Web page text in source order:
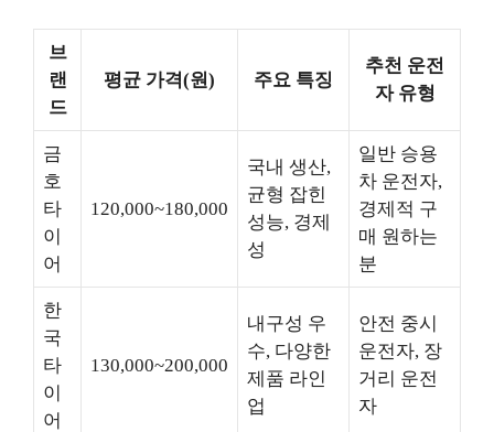
브
랜
드
평균 가격(원) 주요 특징
추천 운전
자 유형
금
호
타
이
어
120,000~180,000
국내 생산,
균형 잡힌
성능, 경제
성
일반 승용
차 운전자,
경제적 구
매 원하는
분
한
국
타
이
어
130,000~200,000
내구성 우
수, 다양한
제품 라인
업
안전 중시
운전자, 장
거리 운전
자